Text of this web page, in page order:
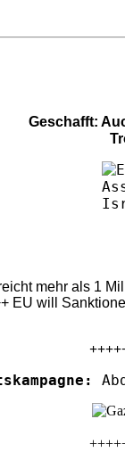
Geschafft:
mehr als 1
EU will